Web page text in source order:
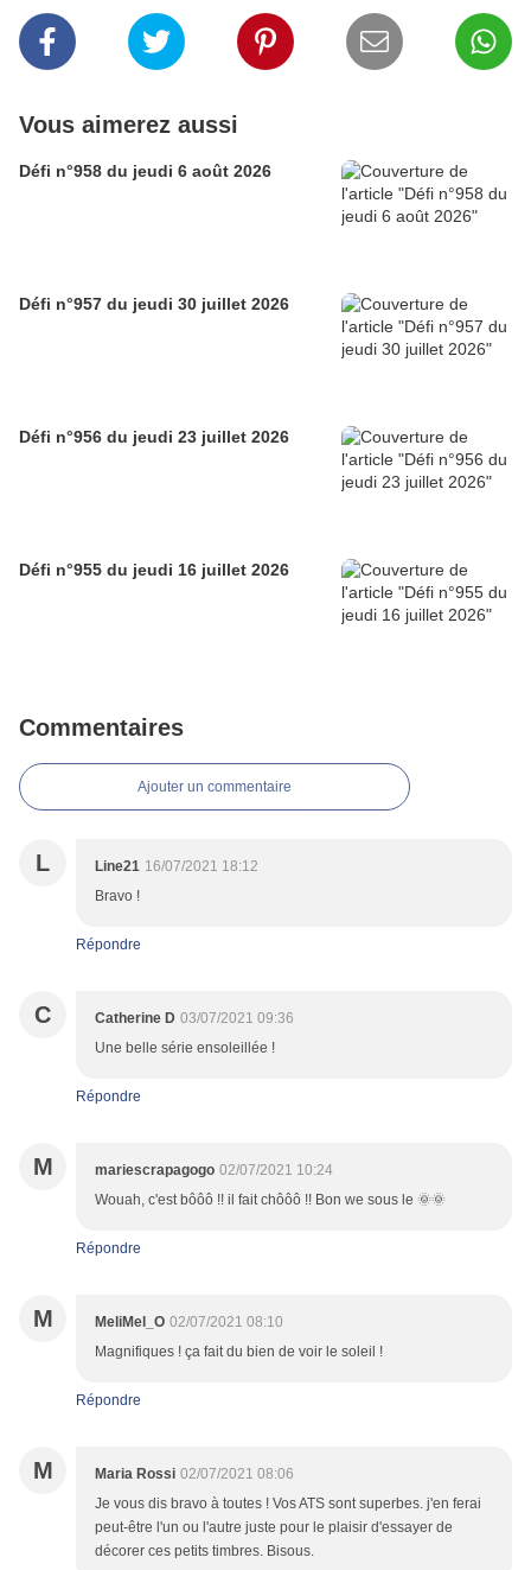
Vous aimerez aussi
Défi n°958 du jeudi 6 août 2026
Défi n°957 du jeudi 30 juillet 2026
Défi n°956 du jeudi 23 juillet 2026
Défi n°955 du jeudi 16 juillet 2026
Commentaires
Ajouter un commentaire
L Line21 16/07/2021 18:12
Bravo !
Répondre
C Catherine D 03/07/2021 09:36
Une belle série ensoleillée !
Répondre
M mariescrapagogo 02/07/2021 10:24
Wouah, c'est bôôô !! il fait chôôô !! Bon we sous le 🌞🌞
Répondre
M MeliMel_O 02/07/2021 08:10
Magnifiques ! ça fait du bien de voir le soleil !
Répondre
M Maria Rossi 02/07/2021 08:06
Je vous dis bravo à toutes ! Vos ATS sont superbes. j'en ferai
peut-être l'un ou l'autre juste pour le plaisir d'essayer de
décorer ces petits timbres. Bisous.